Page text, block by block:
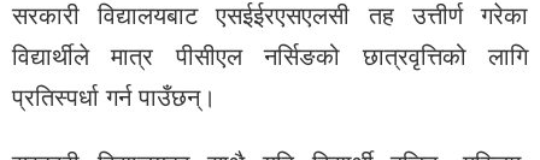
सरकारी विद्यालयबाट एसईईरएसएलसी तह उत्तीर्ण गरेका
विद्यार्थीले मात्र पीसीएल नर्सिङको छात्रवृत्तिको लागि
प्रतिस्पर्धा गर्न पाउँछन्।